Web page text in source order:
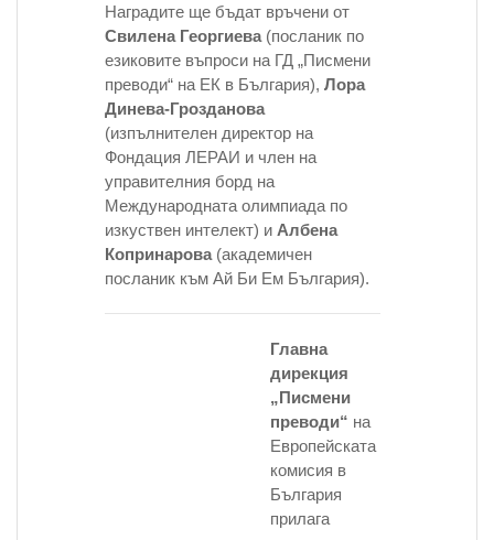
Наградите ще бъдат връчени от
Свилена Георгиева (посланик по
езиковите въпроси на ГД „Писмени
преводи“ на ЕК в България), Лора
Динева-Грозданова
(изпълнителен директор на
Фондация ЛЕРАИ и член на
управителния борд на
Международната олимпиада по
изкуствен интелект) и Албена
Копринарова (академичен
посланик към Ай Би Ем България).
Главна
дирекция
„Писмени
преводи“ на
Европейската
комисия в
България
прилага